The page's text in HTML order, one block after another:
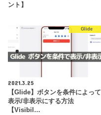
ント】
Glide
2021.3.25
【Glide】ボタンを条件によって
表示/非表示にする方法
【Visibil…